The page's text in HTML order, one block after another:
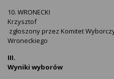
10. WRONECKI
zgłoszony przez Komitet
Wroneckiego
III.
Wyniki wyborów